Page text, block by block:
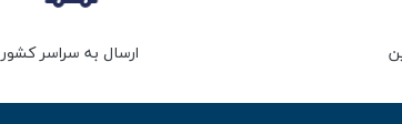
ارسال به سراسر کشور